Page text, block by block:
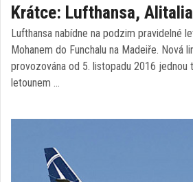
Krátce: Lufthansa,
Lufthansa nabídne na podzim pravidelné
Mohanem do Funchalu na Madeiře. Nová
provozována od 5. listopadu 2016 jednou
letounem …